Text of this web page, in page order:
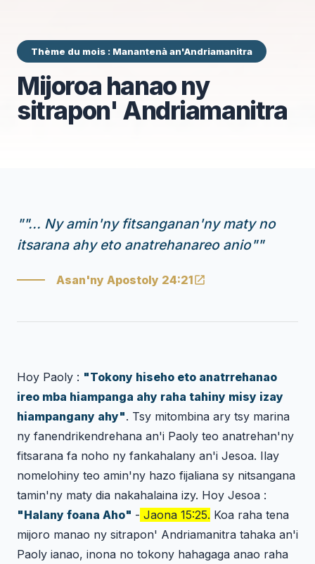
Thème du mois : Manantenà an'Andriamanitra
Mijoroa hanao ny
sitrapon' Andriamanitra
""... Ny amin'ny fitsanganan'ny maty no
itsarana ahy eto anatrehanareo anio""
Asan'ny Apostoly 24:21
Hoy Paoly : "Tokony hiseho eto anatrrehanao
ireo mba hiampanga ahy raha tahiny misy izay
hiampangany ahy". Tsy mitombina ary tsy marina
ny fanendrikendrehana an'i Paoly teo anatrehan'ny
fitsarana fa noho ny fankahalany an'i Jesoa. Ilay
nomelohiny teo amin'ny hazo fijaliana sy nitsangana
tamin'ny maty dia nakahalaina izy. Hoy Jesoa :
"Halany foana Aho" - Jaona 15:25. Koa raha tena
mijoro manao ny sitrapon' Andriamanitra tahaka an'i
Paoly ianao, inona no tokony hahagaga anao raha